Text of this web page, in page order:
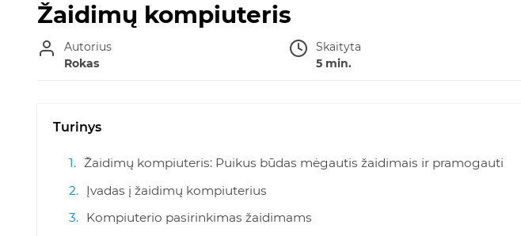
Žaidimų kompiuteris
Autorius
Rokas
Skaityta
5 min.
Turinys
Žaidimų kompiuteris: Puikus būdas mėgautis žaidimais ir pramogauti
Įvadas į žaidimų kompiuterius
Kompiuterio pasirinkimas žaidimams